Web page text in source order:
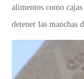
alimentos como
detener las manchas